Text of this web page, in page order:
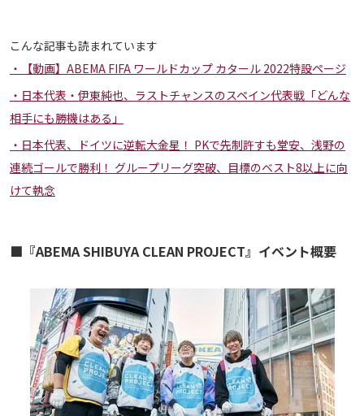
こんな記事も読まれています
【動画】ABEMA FIFA ワールドカップ カタール 2022特設ページ
日本代表・伊東純也、ラストチャンスのスペイン代表戦「どんな
相手にも勝機はある」
日本代表、ドイツに逆転大金星！ PKで先制許すも堂安、浅野の
連続ゴールで勝利！ グループリーグ突破、目標のベスト8以上に向
けて執念
■『ABEMA SHIBUYA CLEAN PROJECT』イベント概要